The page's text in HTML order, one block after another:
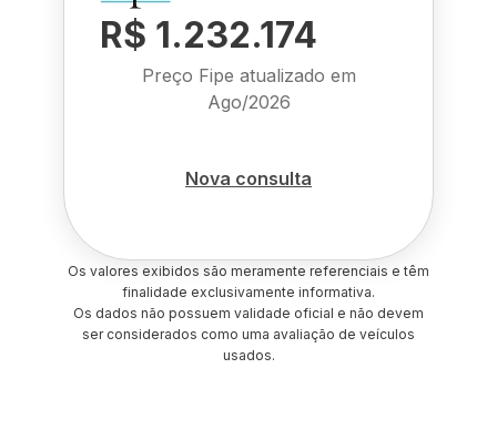
R$ 1.232.174
Preço Fipe atualizado em
Ago/2026
Nova consulta
Os valores exibidos são meramente referenciais e têm
finalidade exclusivamente informativa.
Os dados não possuem validade oficial e não devem
ser considerados como uma avaliação de veículos
usados.